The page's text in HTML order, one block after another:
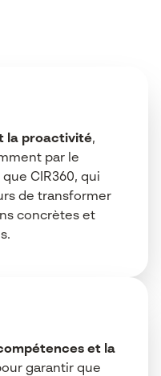
la proactivité,
par le
CIR360, qui
de transformer
concrètes et
et la
garantir que